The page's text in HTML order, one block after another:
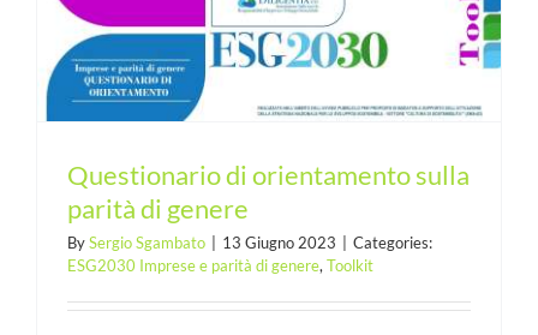
Questionario di orientamento sulla
parità di genere
BySergio Sgambato 13 Giugno 2023
Categories:
ESG2030 Imprese e parità di genere, Toolkit